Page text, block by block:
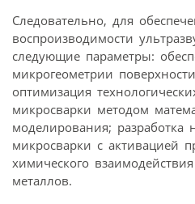
Следовательно, для
воспроизводимости
следующие параметры:
микрогеометрии
оптимизация
микросварки методом
моделирования; разработка
микросварки с активацией
химического
металлов.